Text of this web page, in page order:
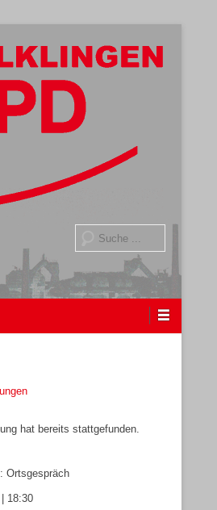
hat bereits stattgefunden.
Ortsgespräch
18:30